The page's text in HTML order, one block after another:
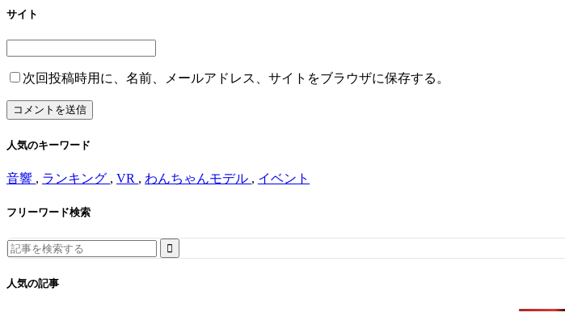
サイト
次回投稿時用に、名前、メールアドレス、サイトをブラウザに保存する。
人気のキーワード
音響 , ランキング , VR , わんちゃんモデル , イベント
フリーワード検索
Search
for:
人気の記事